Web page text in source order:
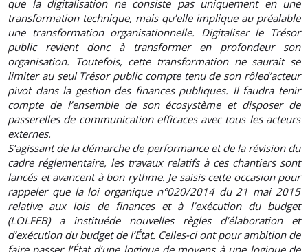
que la digitalisation ne consiste pas uniquement en une
transformation technique, mais qu’elle implique au préalable
une transformation organisationnelle. Digitaliser le Trésor
public revient donc à transformer en profondeur son
organisation. Toutefois, cette transformation ne saurait se
limiter au seul Trésor public compte tenu de son rôled’acteur
pivot dans la gestion des finances publiques. Il faudra tenir
compte de l’ensemble de son écosystème et disposer de
passerelles de communication efficaces avec tous les acteurs
externes.
S’agissant de la démarche de performance et de la révision du
cadre réglementaire, les travaux relatifs à ces chantiers sont
lancés et avancent à bon rythme. Je saisis cette occasion pour
rappeler que la loi organique n°020/2014 du 21 mai 2015
relative aux lois de finances et à l’exécution du budget
(LOLFEB) a instituéde nouvelles règles d’élaboration et
d’exécution du budget de l’État. Celles-ci ont pour ambition de